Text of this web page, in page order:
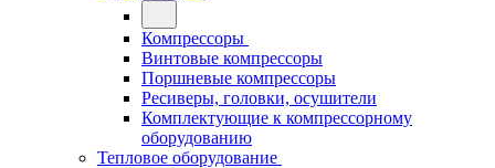
Компрессоры
Винтовые компрессоры
Поршневые компрессоры
Ресиверы, головки, осушители
Комплектующие к компрессорному
оборудованию
Тепловое оборудование